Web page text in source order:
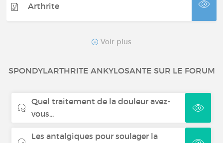
Arthrite
Maladie de la Goutte
XLH
Voir plus
SPONDYLARTHRITE ANKYLOSANTE SUR LE FORUM
Quel traitement de la douleur avez-
vous...
Les antalgiques pour soulager la